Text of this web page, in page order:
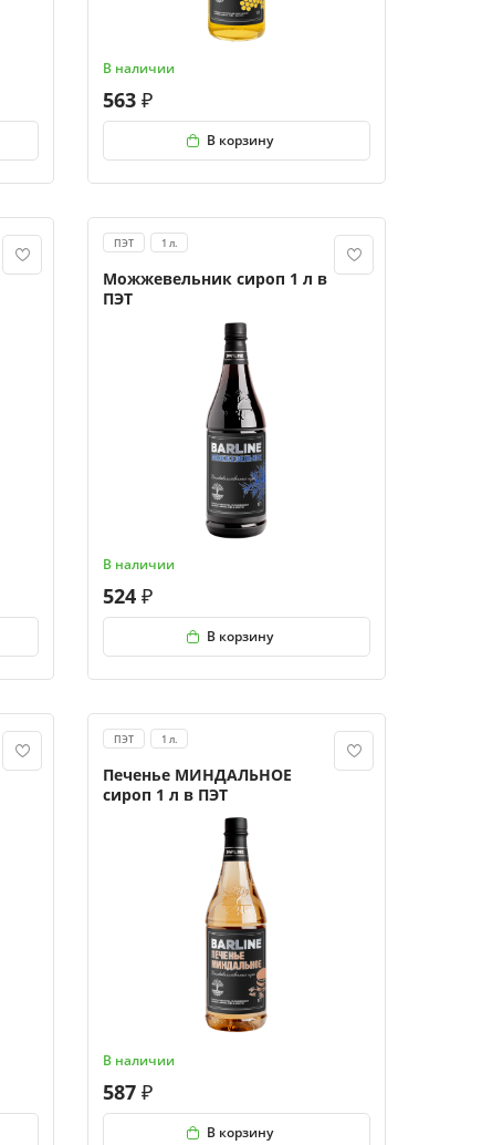
В наличии
563
В корзину
ПЭТ 1 л.
Можжевельник сироп 1 л в
ПЭТ
В наличии
524
В корзину
ПЭТ 1 л.
Печенье МИНДАЛЬНОЕ
сироп 1 л в ПЭТ
В наличии
587
В корзину